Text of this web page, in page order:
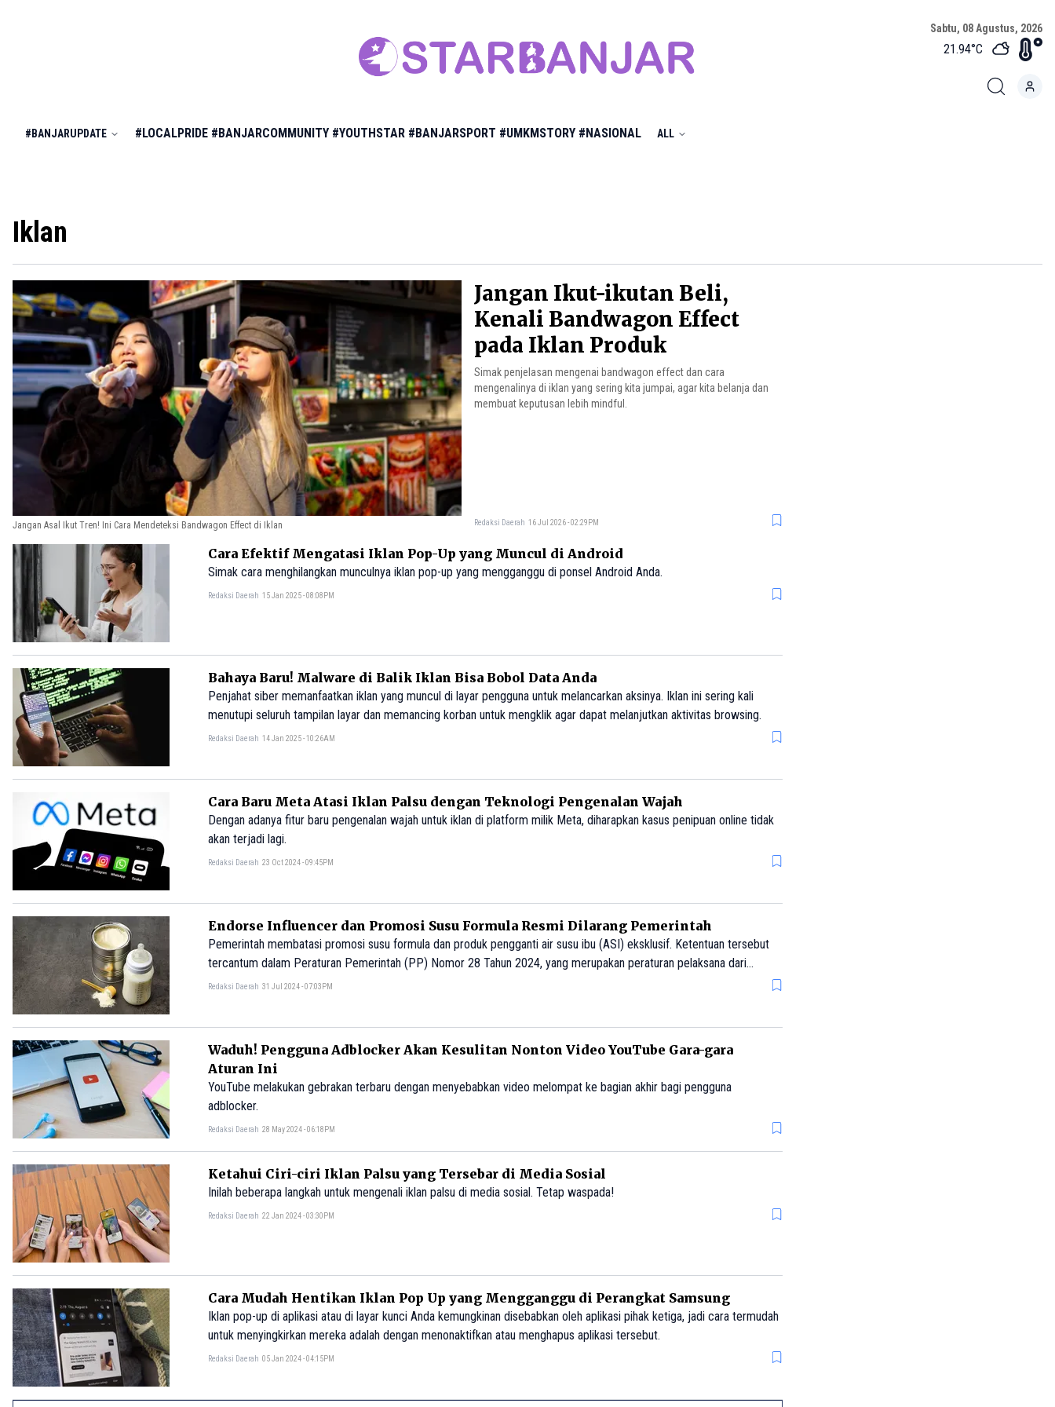
Sabtu, 08 Agustus, 2026
21.94°C
#BANJARUPDATE #LOCALPRIDE #BANJARCOMMUNITY #YOUTHSTAR #BANJARSPORT #UMKMSTORY #NASIONAL ALL
Iklan
Jangan Ikut-ikutan Beli,
Kenali Bandwagon Effect
pada Iklan Produk
Simak penjelasan mengenai bandwagon effect dan cara
mengenalinya di iklan yang sering kita jumpai, agar kita belanja dan
membuat keputusan lebih mindful.
Redaksi Daerah 16 Jul 2026 - 02:29PM
Jangan Asal Ikut Tren! Ini Cara Mendeteksi Bandwagon Effect di Iklan
Cara Efektif Mengatasi Iklan Pop-Up yang Muncul di Android
Simak cara menghilangkan munculnya iklan pop-up yang mengganggu di ponsel Android Anda.
Redaksi Daerah 15 Jan 2025 - 08:08PM
Bahaya Baru! Malware di Balik Iklan Bisa Bobol Data Anda
Penjahat siber memanfaatkan iklan yang muncul di layar pengguna untuk melancarkan aksinya. Iklan ini sering kali
menutupi seluruh tampilan layar dan memancing korban untuk mengklik agar dapat melanjutkan aktivitas browsing.
Redaksi Daerah 14 Jan 2025 - 10:26AM
Cara Baru Meta Atasi Iklan Palsu dengan Teknologi Pengenalan Wajah
Dengan adanya fitur baru pengenalan wajah untuk iklan di platform milik Meta, diharapkan kasus penipuan online tidak
akan terjadi lagi.
Redaksi Daerah 23 Oct 2024 - 09:45PM
Endorse Influencer dan Promosi Susu Formula Resmi Dilarang Pemerintah
Pemerintah membatasi promosi susu formula dan produk pengganti air susu ibu (ASI) eksklusif. Ketentuan tersebut
tercantum dalam Peraturan Pemerintah (PP) Nomor 28 Tahun 2024, yang merupakan peraturan pelaksana dari
Undang-Undang Nomor 17 Tahun 2023 tentang Kesehatan. Peraturan ini diteken Presiden Joko Widodo (Jokowi)
Redaksi Daerah 31 Jul 2024 - 07:03PM
Waduh! Pengguna Adblocker Akan Kesulitan Nonton Video YouTube Gara-gara
Aturan Ini
YouTube melakukan gebrakan terbaru dengan menyebabkan video melompat ke bagian akhir bagi pengguna
adblocker.
Redaksi Daerah 28 May 2024 - 06:18PM
Ketahui Ciri-ciri Iklan Palsu yang Tersebar di Media Sosial
Inilah beberapa langkah untuk mengenali iklan palsu di media sosial. Tetap waspada!
Redaksi Daerah 22 Jan 2024 - 03:30PM
Cara Mudah Hentikan Iklan Pop Up yang Mengganggu di Perangkat Samsung
Iklan pop-up di aplikasi atau di layar kunci Anda kemungkinan disebabkan oleh aplikasi pihak ketiga, jadi cara termudah
untuk menyingkirkan mereka adalah dengan menonaktifkan atau menghapus aplikasi tersebut.
Redaksi Daerah 05 Jan 2024 - 04:15PM